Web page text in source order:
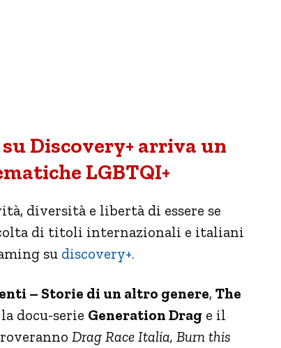
Discovery+ arriva un
LGBTQI+
diversità e libertà di essere se
di titoli internazionali e italiani
su discovery+.
– Storie di un altro genere, The
docu-serie Generation Drag e il
Drag Race Italia, Burn this